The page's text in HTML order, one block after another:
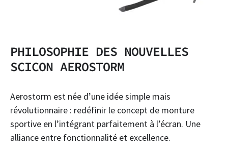
PHILOSOPHIE DES NOUVELLES
SCICON AEROSTORM
Aerostorm est née d’une idée simple mais
révolutionnaire : redéfinir le concept de monture
sportive en l’intégrant parfaitement à l’écran. Une
alliance entre fonctionnalité et excellence.